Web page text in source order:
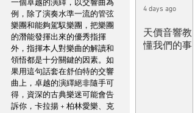
一個卓越的演繹，以交響曲為
例，除了演奏水準一流的管弦
樂團和能夠駕馭樂團，把樂團
的潛能發揮出來的優秀指揮
外，指揮本人對樂曲的解讀和
領悟都是十分關鍵的因素。如
果用這句話套在舒伯特的交響
曲上，卓越的演繹絕非隨手可
得，資深的古典樂迷可能會告
訴你，卡拉揚 + 柏林愛樂、克
天價音響教
懂我們的事
4 days ago